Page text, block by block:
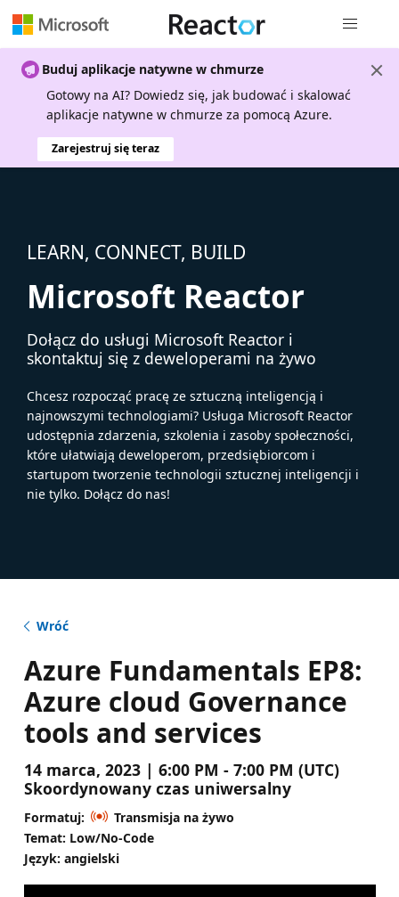
Buduj aplikacje natywne w chmurze
Gotowy na AI? Dowiedz się, jak budować i skalować
aplikacje natywne w chmurze za pomocą Azure.
Zarejestruj się teraz
LEARN, CONNECT, BUILD
Microsoft Reactor
Dołącz do usługi Microsoft Reactor i
skontaktuj się z deweloperami na żywo
Chcesz rozpocząć pracę ze sztuczną inteligencją i
najnowszymi technologiami? Usługa Microsoft Reactor
udostępnia zdarzenia, szkolenia i zasoby społeczności,
które ułatwiają deweloperom, przedsiębiorcom i
startupom tworzenie technologii sztucznej inteligencji i
nie tylko. Dołącz do nas!
Wróć
Azure Fundamentals EP8:
Azure cloud Governance
tools and services
14 marca, 2023 | 6:00 PM - 7:00 PM (UTC)
Skoordynowany czas uniwersalny
Formatuj:
Transmisja na żywo
Temat: Low/No-Code
Język: angielski